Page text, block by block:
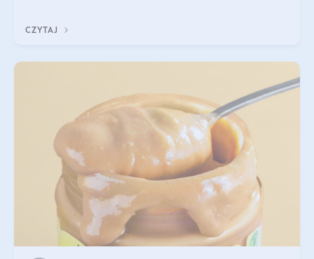
CZYTAJ